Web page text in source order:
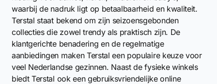
waarbij de nadruk ligt op betaalbaarheid en kwaliteit.
Terstal staat bekend om zijn seizoensgebonden
collecties die zowel trendy als praktisch zijn. De
klantgerichte benadering en de regelmatige
aanbiedingen maken Terstal een populaire keuze voor
veel Nederlandse gezinnen. Naast de fysieke winkels
biedt Terstal ook een gebruiksvriendelijke online